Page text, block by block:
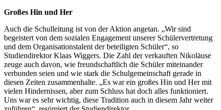
Großes Hin und Her
Auch die Schulleitung ist von der Aktion angetan. „Wir sind
begeistert von dem sozialen Engagement unserer Schülervertretung
und dem Organisationstalent der beteiligten Schüler“, so
Studiendirektor Klaas Wiggers. Die Zahl der verkauften Nikoläuse
zeuge auch davon, wie freundschaftlich die Schüler miteinander
verbunden seien und wie stark die Schulgemeinschaft gerade in
diesen Zeiten zusammenhalte. „Es war ein großes Hin und Her mit
vielen Hindernissen, aber zum Schluss hat doch alles funktioniert.
Uns war es sehr wichtig, diese Tradition auch in diesem Jahr weiter